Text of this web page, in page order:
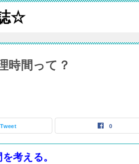
☆
時間って？
Tweet 0
考える。